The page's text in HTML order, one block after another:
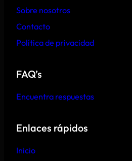
Sobre nosotros
Contacto
Política de privacidad
FAQ’s
Encuentra respuestas
Enlaces rápidos
Inicio